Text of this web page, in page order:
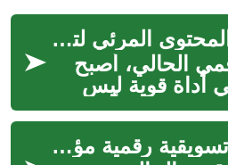
الاستفادة من المحتوى المرئي لتحقيق دخل
الحالي، أصبح
أداة قوية ليس
بل أيضًا
مع تزايد شع...
تطوير حملات تسويقية رقمية مؤثرة